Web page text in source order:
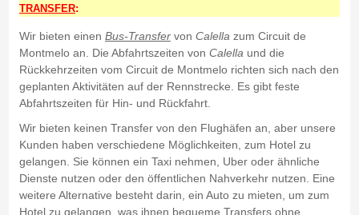
TRANSFER:
Wir bieten einen Bus-Transfervon Calella zum Circuit de
Montmelo an. Die Abfahrtszeiten von Calella und die
Rückkehrzeiten vom Circuit de Montmelo richten sich nach den
geplanten Aktivitäten auf der Rennstrecke. Es gibt feste
Abfahrtszeiten für Hin- und Rückfahrt.
Wir bieten keinen Transfer von den Flughäfen an, aber unsere
Kunden haben verschiedene Möglichkeiten, zum Hotel zu
gelangen. Sie können ein Taxi nehmen, Uber oder ähnliche
Dienste nutzen oder den öffentlichen Nahverkehr nutzen. Eine
weitere Alternative besteht darin, ein Auto zu mieten, um zum
Hotel zu gelangen, was ihnen bequeme Transfers ohne